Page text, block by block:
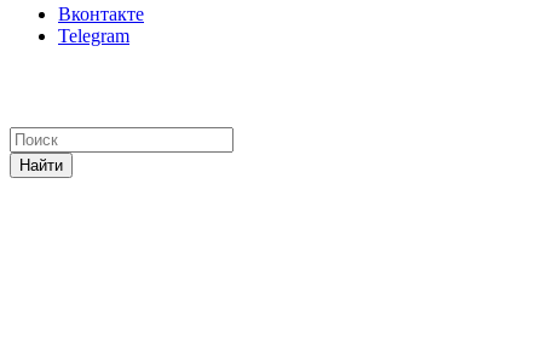
Вконтакте
Telegram
Найти